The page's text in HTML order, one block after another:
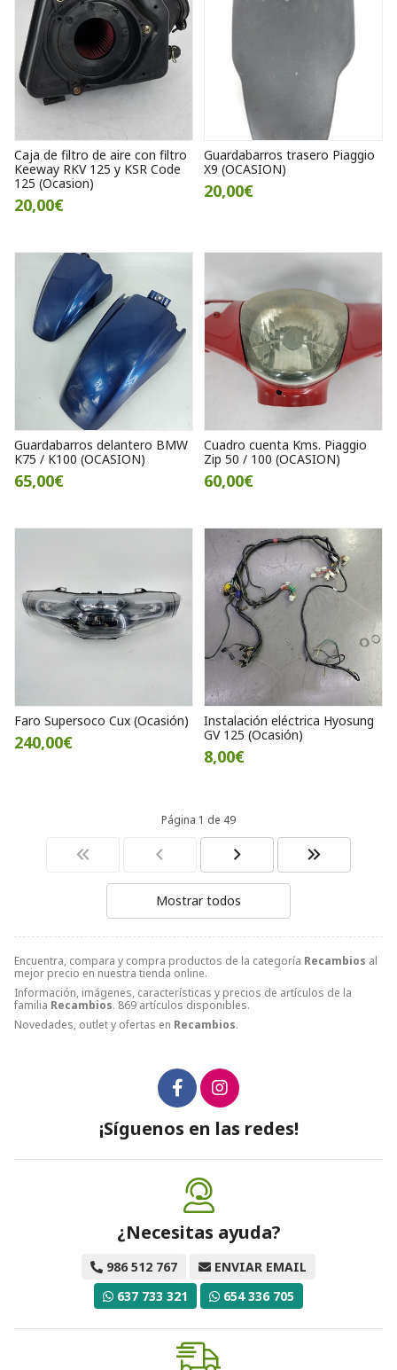
Encuentra, compara y compra productos de la categoría Recambios al
mejor precio en nuestra tienda online.
Información, imágenes, características y precios de artículos de la
familia Recambios. 869 artículos disponibles.
Novedades, outlet y ofertas en Recambios.
Caja de filtro de aire con filtro
Keeway RKV 125 y KSR Code
125 (Ocasion)
20,00€
Guardabarros trasero Piaggio
X9 (OCASION)
20,00€
Guardabarros delantero BMW
K75 / K100 (OCASION)
65,00€
Cuadro cuenta Kms. Piaggio
Zip 50 / 100 (OCASION)
60,00€
Faro Supersoco Cux (Ocasión)
240,00€
Instalación eléctrica Hyosung
GV 125 (Ocasión)
8,00€
Página 1 de 49
Mostrar todos
¡Síguenos en las redes!
¿Necesitas ayuda?
986 512 767
ENVIAR EMAIL
637 733 321
654 336 705